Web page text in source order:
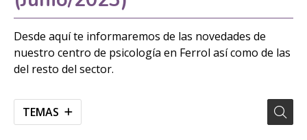
Desde aquí te informaremos de las novedades de
nuestro centro de psicología en Ferrol así como de las
del resto del sector.
TEMAS